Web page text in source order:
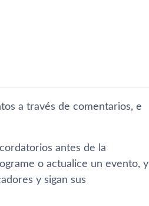
a través de comentarios, e
antes de la
o actualice un evento, y
y sigan sus